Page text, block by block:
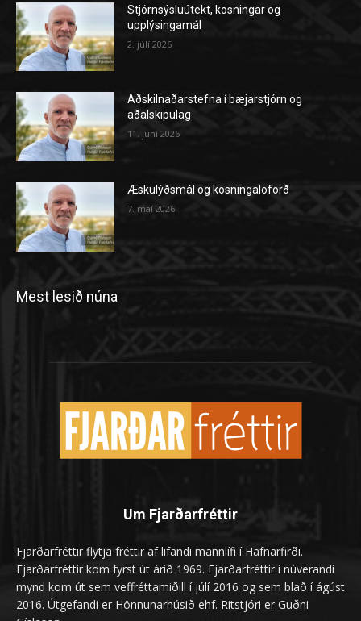
Stjórnsýsluútekt, kosningar og
upplýsingamál
2. júlí 2026
Aðskilnaðarstefna í bæjarstjórn og
aðalskipulag
11. júní 2026
Æskulýðsmál og kosningaloforð
7. maí 2026
Mest lesið núna
Um Fjarðarfréttir
Fjarðarfréttir flytja fréttir af lifandi mannlífi í Hafnarfirði.
Fjarðarfréttir kom fyrst út árið 1969. Fjarðarfréttir í núverandi
mynd kom út sem veffréttamiðill í júlí 2016 og sem blað í ágúst
2016. Útgefandi er Hönnunarhúsið ehf. Ritstjóri er Guðni